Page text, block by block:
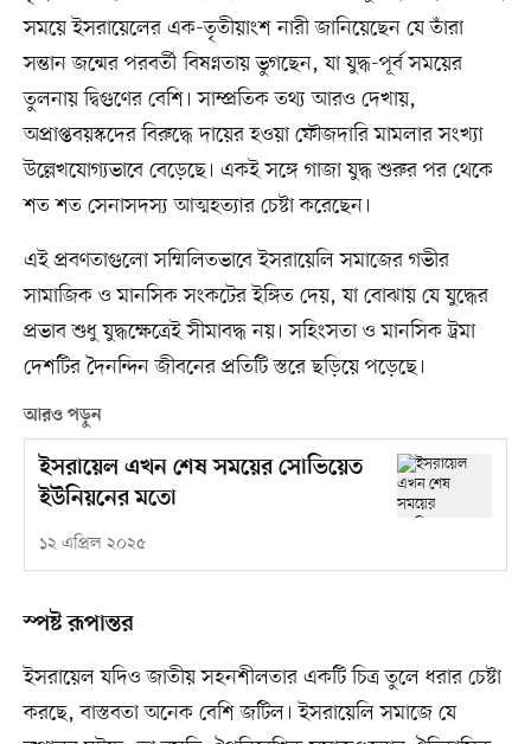
সময়ে ইসরায়েলের এক-তৃতীয়াংশ নারী জানিয়েছেন যে তাঁরা
সন্তান জন্মের পরবর্তী বিষণ্নতায় ভুগছেন, যা যুদ্ধ-পূর্ব সময়ের
তুলনায় দ্বিগুণের বেশি। সাম্প্রতিক তথ্য আরও দেখায়,
অপ্রাপ্তবয়স্কদের বিরুদ্ধে দায়ের হওয়া ফৌজদারি মামলার সংখ্যা
উল্লেখযোগ্যভাবে বেড়েছে। একই সঙ্গে গাজা যুদ্ধ শুরুর পর থেকে
শত শত সেনাসদস্য আত্মহত্যার চেষ্টা করেছেন।
এই প্রবণতাগুলো সম্মিলিতভাবে ইসরায়েলি সমাজের গভীর
সামাজিক ও মানসিক সংকটের ইঙ্গিত দেয়, যা বোঝায় যে যুদ্ধের
প্রভাব শুধু যুদ্ধক্ষেত্রেই সীমাবদ্ধ নয়। সহিংসতা ও মানসিক ট্রমা
দেশটির দৈনন্দিন জীবনের প্রতিটি স্তরে ছড়িয়ে পড়েছে।
আরও পড়ুন
ইসরায়েল এখন শেষ সময়ের সোভিয়েত
ইউনিয়নের মতো
১২ এপ্রিল ২০২৫
স্পষ্ট রূপান্তর
ইসরায়েল যদিও জাতীয় সহনশীলতার একটি চিত্র তুলে ধরার চেষ্টা
করছে, বাস্তবতা অনেক বেশি জটিল। ইসরায়েলি সমাজে যে